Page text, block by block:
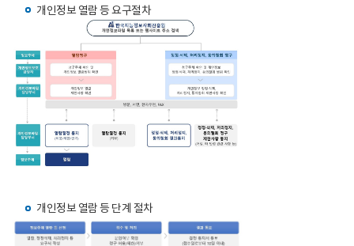
개인정보 열람 등 요구절차
개인정보 열람 등 단계 절차